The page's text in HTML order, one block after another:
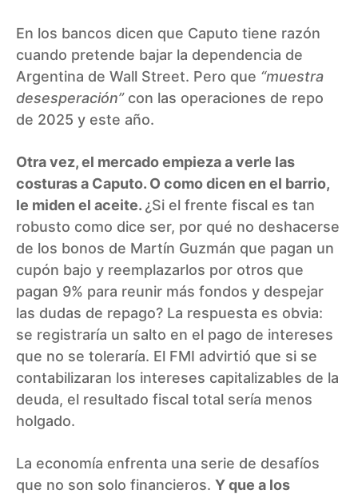
En los bancos dicen que Caputo tiene razón
cuando pretende bajar la dependencia de
Argentina de Wall Street. Pero que “muestra
desesperación”con las operaciones de repo
de 2025 y este año.
Otra vez, el mercado empieza a verle las
costuras a Caputo. O como dicen en el barrio,
le miden el aceite. ¿Si el frente fiscal es tan
robusto como dice ser, por qué no deshacerse
de los bonos de Martín Guzmán que pagan un
cupón bajo y reemplazarlos por otros que
pagan 9% para reunir más fondos y despejar
las dudas de repago? La respuesta es obvia:
se registraría un salto en el pago de intereses
que no se toleraría. El FMI advirtió que si se
contabilizaran los intereses capitalizables de la
deuda, el resultado fiscal total sería menos
holgado.
La economía enfrenta una serie de desafíos
que no son solo financieros. Y que a los